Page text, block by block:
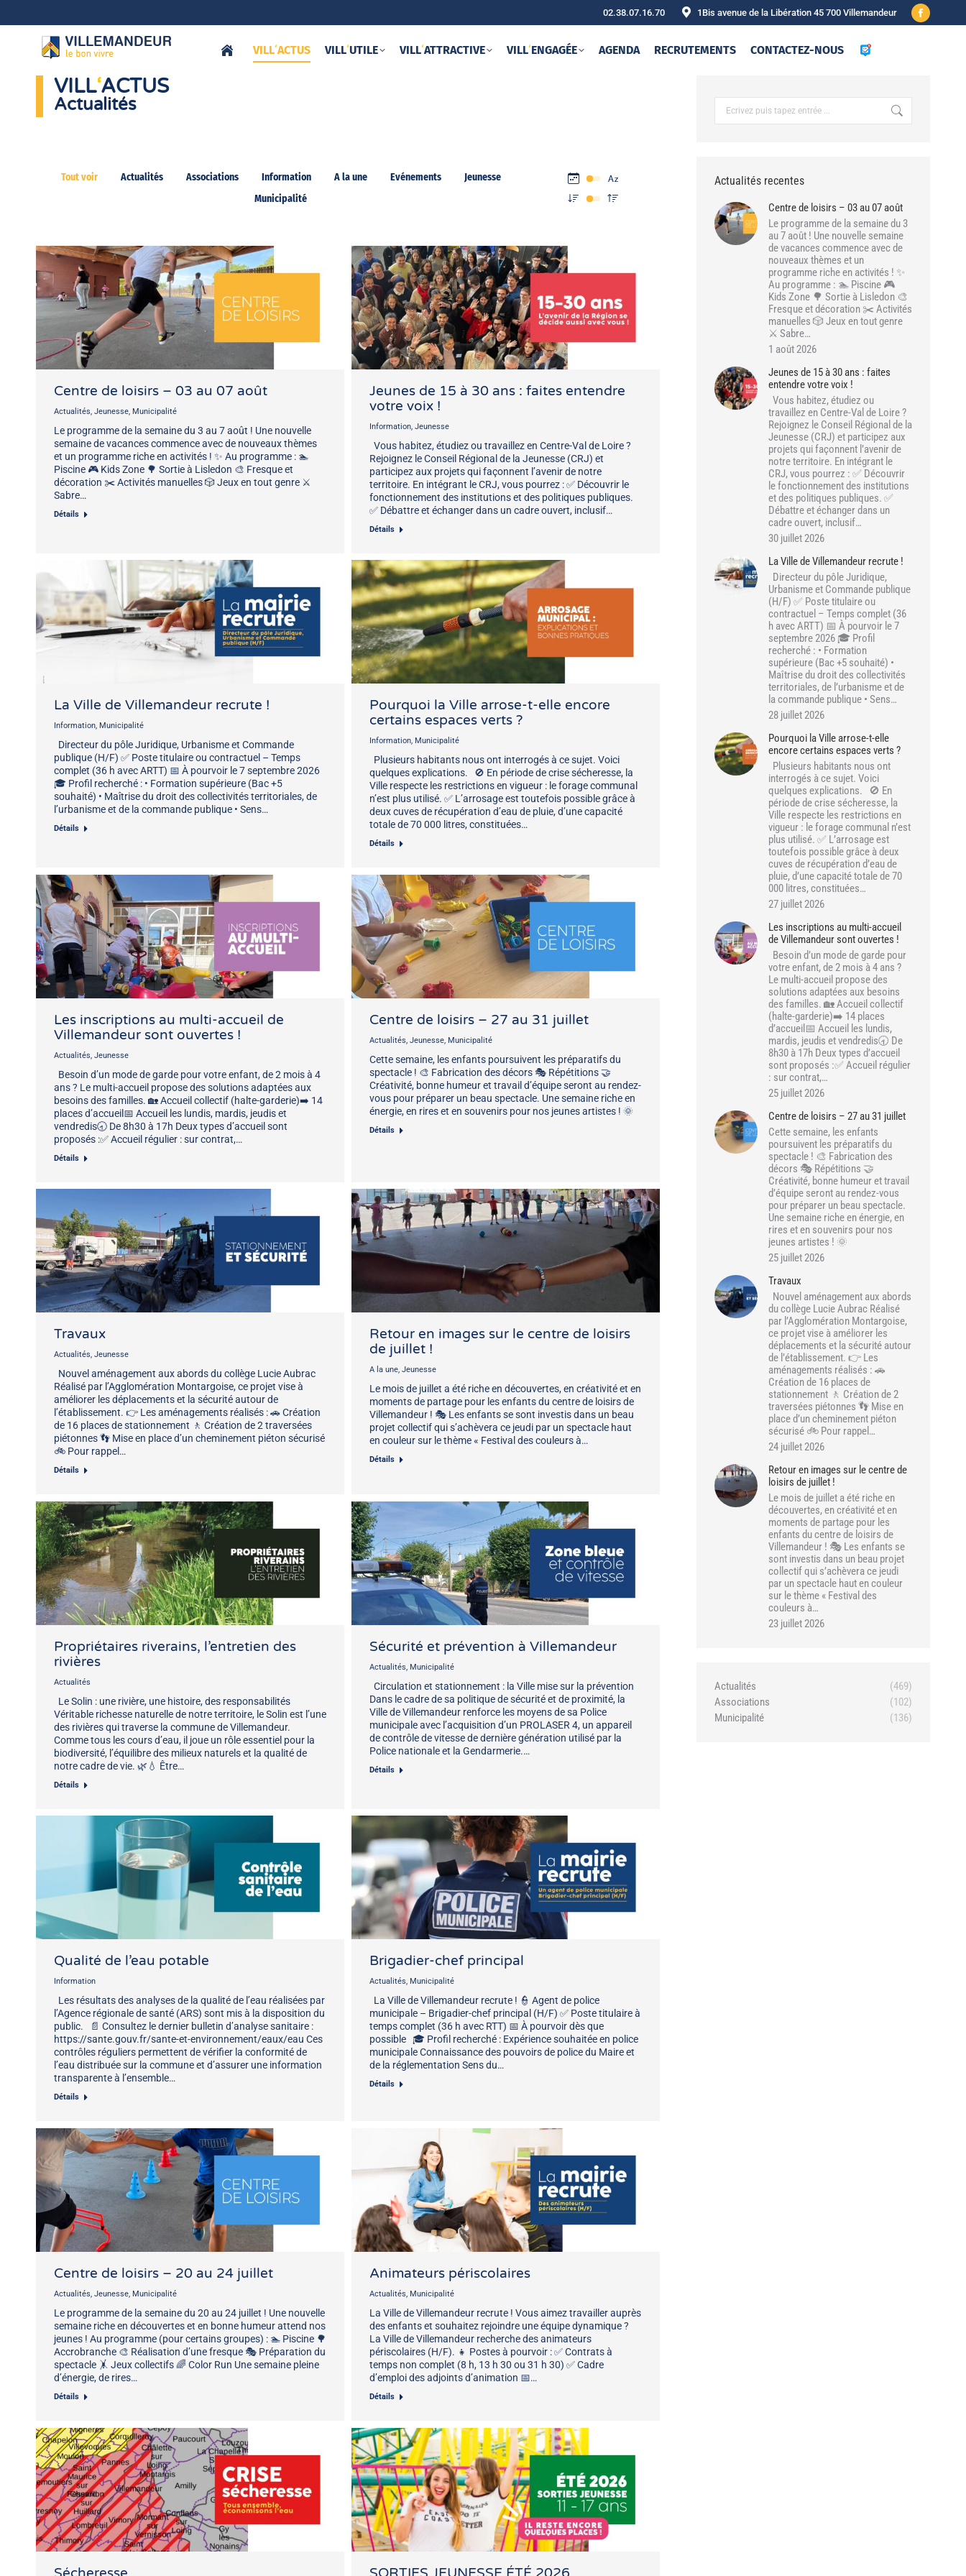
02.38.07.16.70 1Bis avenue de la Libération 45 700 Villemandeur
Facebook
VILL‘ACTUS VILL‘UTILE VILL‘ATTRACTIVE VILL‘ENGAGÉE AGENDA RECRUTEMENTS CONTACTEZ-NOUS
VILL‘ACTUS
Actualités
Tout voir Actualités Associations Information A la une Evénements
Jeunesse
Municipalité
Centre de loisirs – 03 au 07 août
Actualités Jeunesse Municipalité
Le programme de la semaine du 3 au 7 août ! Une nouvelle
semaine de vacances commence avec de nouveaux thèmes
et un programme riche en activités ! ✨ Au programme : 🏊
Piscine 🎮 Kids Zone 🌳 Sortie à Lisledon 🎨 Fresque et
décoration ✂️ Activités manuelles 🎲 Jeux en tout genre ⚔️
Sabre…
Détails
Jeunes de 15 à 30 ans : faites entendre
votre voix !
Information Jeunesse
Vous habitez, étudiez ou travaillez en Centre-Val de Loire ?
Rejoignez le Conseil Régional de la Jeunesse (CRJ) et
participez aux projets qui façonnent l’avenir de notre
territoire. En intégrant le CRJ, vous pourrez : ✅ Découvrir le
fonctionnement des institutions et des politiques publiques.
✅ Débattre et échanger dans un cadre ouvert, inclusif…
Détails
La Ville de Villemandeur recrute !
Information Municipalité
Directeur du pôle Juridique, Urbanisme et Commande
publique (H/F) ✅ Poste titulaire ou contractuel – Temps
complet (36 h avec ARTT) 📅 À pourvoir le 7 septembre 2026
🎓 Profil recherché : • Formation supérieure (Bac +5
souhaité) • Maîtrise du droit des collectivités territoriales, de
l’urbanisme et de la commande publique • Sens…
Détails
Pourquoi la Ville arrose-t-elle encore
certains espaces verts ?
Information Municipalité
Plusieurs habitants nous ont interrogés à ce sujet. Voici
quelques explications. 🚫 En période de crise sécheresse, la
Ville respecte les restrictions en vigueur : le forage communal
n’est plus utilisé. ✅ L’arrosage est toutefois possible grâce à
deux cuves de récupération d’eau de pluie, d’une capacité
totale de 70 000 litres, constituées…
Détails
Les inscriptions au multi-accueil de
Villemandeur sont ouvertes !
Actualités Jeunesse
Besoin d’un mode de garde pour votre enfant, de 2 mois à 4
ans ? Le multi-accueil propose des solutions adaptées aux
besoins des familles. 🏡 Accueil collectif (halte-garderie)➡️ 14
places d’accueil📅 Accueil les lundis, mardis, jeudis et
vendredis🕣 De 8h30 à 17h Deux types d’accueil sont
proposés :✅ Accueil régulier : sur contrat,…
Détails
Centre de loisirs – 27 au 31 juillet
Actualités Jeunesse Municipalité
Cette semaine, les enfants poursuivent les préparatifs du
spectacle ! 🎨 Fabrication des décors 🎭 Répétitions 🤝
Créativité, bonne humeur et travail d’équipe seront au rendez-
vous pour préparer un beau spectacle. Une semaine riche en
énergie, en rires et en souvenirs pour nos jeunes artistes ! 🌞
Détails
Travaux
Actualités Jeunesse
Nouvel aménagement aux abords du collège Lucie Aubrac
Réalisé par l’Agglomération Montargoise, ce projet vise à
améliorer les déplacements et la sécurité autour de
l’établissement. 👉 Les aménagements réalisés : 🚗 Création
de 16 places de stationnement 🚶 Création de 2 traversées
piétonnes 👣 Mise en place d’un cheminement piéton sécurisé
🚲 Pour rappel…
Détails
Retour en images sur le centre de loisirs
de juillet !
A la une Jeunesse
Le mois de juillet a été riche en découvertes, en créativité et en
moments de partage pour les enfants du centre de loisirs de
Villemandeur ! 🎭 Les enfants se sont investis dans un beau
projet collectif qui s’achèvera ce jeudi par un spectacle haut
en couleur sur le thème « Festival des couleurs à…
Détails
Propriétaires riverains, l’entretien des
rivières
Actualités
Le Solin : une rivière, une histoire, des responsabilités
Véritable richesse naturelle de notre territoire, le Solin est l’une
des rivières qui traverse la commune de Villemandeur.
Comme tous les cours d’eau, il joue un rôle essentiel pour la
biodiversité, l’équilibre des milieux naturels et la qualité de
notre cadre de vie. 🌿💧 Être…
Détails
Sécurité et prévention à Villemandeur
Actualités Municipalité
Circulation et stationnement : la Ville mise sur la prévention
Dans le cadre de sa politique de sécurité et de proximité, la
Ville de Villemandeur renforce les moyens de sa Police
municipale avec l’acquisition d’un PROLASER 4, un appareil
de contrôle de vitesse de dernière génération utilisé par la
Police nationale et la Gendarmerie.…
Détails
Qualité de l’eau potable
Information
Les résultats des analyses de la qualité de l’eau réalisées par
l’Agence régionale de santé (ARS) sont mis à la disposition du
public. 📄 Consultez le dernier bulletin d’analyse sanitaire :
https://sante.gouv.fr/sante-et-environnement/eaux/eau Ces
contrôles réguliers permettent de vérifier la conformité de
l’eau distribuée sur la commune et d’assurer une information
transparente à l’ensemble…
Détails
Brigadier-chef principal
Actualités Municipalité
La Ville de Villemandeur recrute ! 👮 Agent de police
municipale – Brigadier-chef principal (H/F) ✅ Poste titulaire à
temps complet (36 h avec RTT) 📅 À pourvoir dès que
possible 🎓 Profil recherché : Expérience souhaitée en police
municipale Connaissance des pouvoirs de police du Maire et
de la réglementation Sens du…
Détails
Centre de loisirs – 20 au 24 juillet
Actualités Jeunesse Municipalité
Le programme de la semaine du 20 au 24 juillet ! Une nouvelle
semaine riche en découvertes et en bonne humeur attend nos
jeunes ! Au programme (pour certains groupes) : 🏊 Piscine 🌳
Accrobranche 🎨 Réalisation d’une fresque 🎭 Préparation du
spectacle 🤸 Jeux collectifs 🌈 Color Run Une semaine pleine
d’énergie, de rires…
Détails
Animateurs périscolaires
Actualités Municipalité
La Ville de Villemandeur recrute ! Vous aimez travailler auprès
des enfants et souhaitez rejoindre une équipe dynamique ?
La Ville de Villemandeur recherche des animateurs
périscolaires (H/F). 👧 Postes à pourvoir : ✅ Contrats à
temps non complet (8 h, 13 h 30 ou 31 h 30) ✅ Cadre
d’emploi des adjoints d’animation 📅…
Détails
Sécheresse SORTIES JEUNESSE ÉTÉ 2026
Actualités recentes
Centre de loisirs – 03 au 07 août
Le programme de la semaine du 3
au 7 août ! Une nouvelle semaine
de vacances commence avec de
nouveaux thèmes et un
programme riche en activités ! ✨
Au programme : 🏊 Piscine 🎮
Kids Zone 🌳 Sortie à Lisledon 🎨
Fresque et décoration ✂️ Activités
manuelles 🎲 Jeux en tout genre
⚔️ Sabre…
1 août 2026
Jeunes de 15 à 30 ans : faites
entendre votre voix !
Vous habitez, étudiez ou
travaillez en Centre-Val de Loire ?
Rejoignez le Conseil Régional de la
Jeunesse (CRJ) et participez aux
projets qui façonnent l’avenir de
notre territoire. En intégrant le
CRJ, vous pourrez : ✅ Découvrir
le fonctionnement des institutions
et des politiques publiques. ✅
Débattre et échanger dans un
cadre ouvert, inclusif…
30 juillet 2026
La Ville de Villemandeur recrute !
Directeur du pôle Juridique,
Urbanisme et Commande publique
(H/F) ✅ Poste titulaire ou
contractuel – Temps complet (36
h avec ARTT) 📅 À pourvoir le 7
septembre 2026 🎓 Profil
recherché : • Formation
supérieure (Bac +5 souhaité) •
Maîtrise du droit des collectivités
territoriales, de l’urbanisme et de
la commande publique • Sens…
28 juillet 2026
Pourquoi la Ville arrose-t-elle
encore certains espaces verts ?
Plusieurs habitants nous ont
interrogés à ce sujet. Voici
quelques explications. 🚫 En
période de crise sécheresse, la
Ville respecte les restrictions en
vigueur : le forage communal n’est
plus utilisé. ✅ L’arrosage est
toutefois possible grâce à deux
cuves de récupération d’eau de
pluie, d’une capacité totale de 70
000 litres, constituées…
27 juillet 2026
Les inscriptions au multi-accueil
de Villemandeur sont ouvertes !
Besoin d’un mode de garde pour
votre enfant, de 2 mois à 4 ans ?
Le multi-accueil propose des
solutions adaptées aux besoins
des familles. 🏡 Accueil collectif
(halte-garderie)➡️ 14 places
d’accueil📅 Accueil les lundis,
mardis, jeudis et vendredis🕣 De
8h30 à 17h Deux types d’accueil
sont proposés :✅ Accueil régulier
: sur contrat,…
25 juillet 2026
Centre de loisirs – 27 au 31 juillet
Cette semaine, les enfants
poursuivent les préparatifs du
spectacle ! 🎨 Fabrication des
décors 🎭 Répétitions 🤝
Créativité, bonne humeur et travail
d’équipe seront au rendez-vous
pour préparer un beau spectacle.
Une semaine riche en énergie, en
rires et en souvenirs pour nos
jeunes artistes ! 🌞
25 juillet 2026
Travaux
Nouvel aménagement aux abords
du collège Lucie Aubrac Réalisé
par l’Agglomération Montargoise,
ce projet vise à améliorer les
déplacements et la sécurité autour
de l’établissement. 👉 Les
aménagements réalisés : 🚗
Création de 16 places de
stationnement 🚶 Création de 2
traversées piétonnes 👣 Mise en
place d’un cheminement piéton
sécurisé 🚲 Pour rappel…
24 juillet 2026
Retour en images sur le centre de
loisirs de juillet !
Le mois de juillet a été riche en
découvertes, en créativité et en
moments de partage pour les
enfants du centre de loisirs de
Villemandeur ! 🎭 Les enfants se
sont investis dans un beau projet
collectif qui s’achèvera ce jeudi
par un spectacle haut en couleur
sur le thème « Festival des
couleurs à…
23 juillet 2026
Actualités
(469)
Associations
(102)
Municipalité
(136)